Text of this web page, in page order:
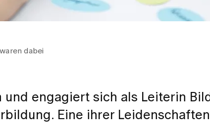
dabei
engagiert sich als Leiterin
Eine ihrer